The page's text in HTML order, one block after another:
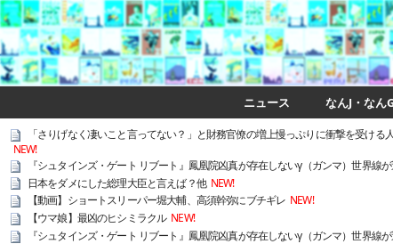
ニュース なんJ・なん
「さりげなく凄いこと言ってない？」と財務官僚の増上慢っぷりに衝撃を受け
NEW!
『シュタインズ・ゲート リブート』鳳凰院凶真が存在しないγ（ガンマ）世界線
日本をダメにした総理大臣と言えば？他 NEW!
【動画】ショートスリーパー堀大輔、高須幹弥にブチギレ NEW!
【ウマ娘】最凶のヒシミラクル NEW!
『シュタインズ・ゲート リブート』鳳凰院凶真が存在しないγ（ガンマ）世界線